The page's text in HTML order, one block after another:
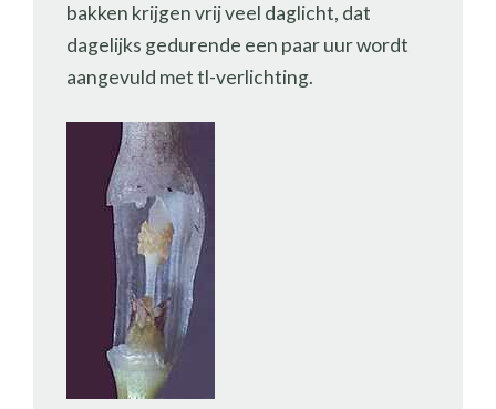
bakken krijgen vrij veel daglicht, dat
dagelijks gedurende een paar uur wordt
aangevuld met tl-verlichting.